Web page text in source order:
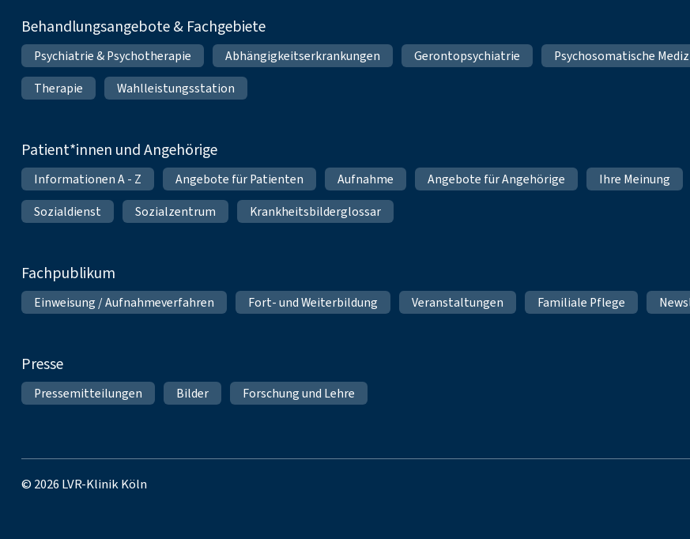
Behandlungsangebote & Fachgebiete
Psychiatrie & Psychotherapie Abhängigkeitserkrankungen Gerontopsychiatrie Psychosomatische
Therapie
Wahlleistungsstation
Patient*innen und Angehörige
Informationen A - Z Angebote für Patienten Aufnahme Angebote für Angehörige Ihre Meinung
Sozialdienst
Sozialzentrum Krankheitsbilderglossar
Fachpublikum
Einweisung / Aufnahmeverfahren Fort- und Weiterbildung Veranstaltungen Familiale Pflege
Presse
Pressemitteilungen Bilder Forschung und Lehre
© 2026 LVR-Klinik Köln